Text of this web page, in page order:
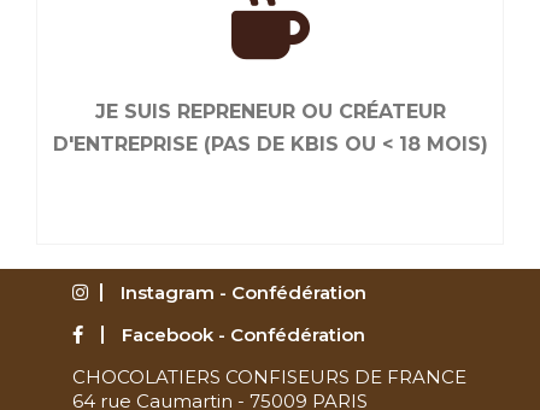
JE RENOUVELLE MON ADHÉSION
sommes plus efficaces. Renouvelez maintenant
votre adhésion.
JE SUIS REPRENEUR OU CRÉATEUR
D'ENTREPRISE (PAS DE KBIS OU < 18 MOIS)
JE SUIS REPRENEUR OU CRÉATEUR
Instagram - Confédération
Facebook - Confédération
CHOCOLATIERS CONFISEURS DE FRANCE
64 rue Caumartin - 75009 PARIS